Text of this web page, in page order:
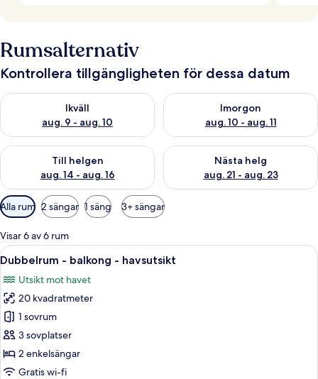
Rumsalternativ
Kontrollera tillgängligheten för dessa datum
Ikväll
aug. 9 - aug. 10
Kontrollera tillgängligheten för ikväll aug. 9 - aug. 10
Imorgon
aug. 10 - aug. 11
Kontrollera tillgängligheten
Till helgen
aug. 14 - aug. 16
Kontrollera tillgängligheten för den här helgen aug. 14 - aug.
Nästa helg
aug. 21 - aug. 23
Kontrollera tillgängligheten
Tillgängliga
filter
för
rum
Alla rum 2 sängar 1 säng 3+ sängar
Visar 6 av 6 rum
Öppna
alla
foton
för
Dubbelrum
-
balkong
-
Ett modernt hotellrum med en stor
6
Dubbelrum - balkong - havsutsikt
Utsikt mot havet
20 kvadratmeter
1 sovrum
3 sovplatser
2 enkelsängar
Gratis wi-fi